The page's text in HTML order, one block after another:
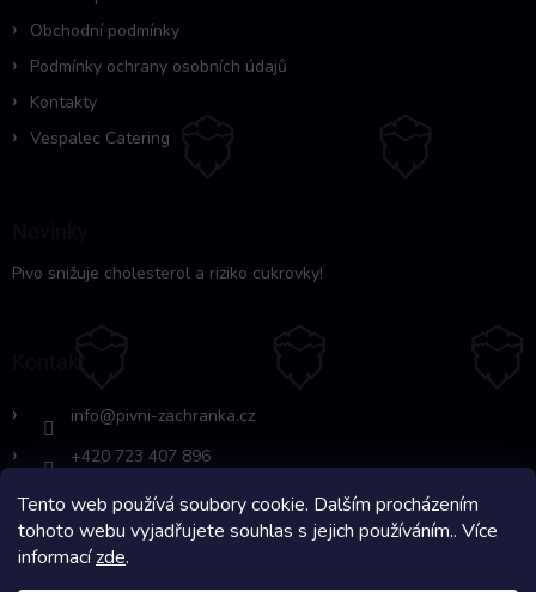
Tento web používá soubory cookie. Dalším procházením
tohoto webu vyjadřujete souhlas s jejich používáním.. Více
informacízde.
Obchodní podmínky
Podmínky ochrany osobních údajů
Kontakty
Vespalec Catering
Pivo snižuje cholesterol a riziko cukrovky!
info@pivni-zachranka.cz
+420 723 407 896
https://www.facebook.com/www.fb.co
m/pivnipohotovost